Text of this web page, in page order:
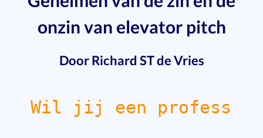
onzin van elevator pitch
Door Richard ST de Vries
Wil jij een